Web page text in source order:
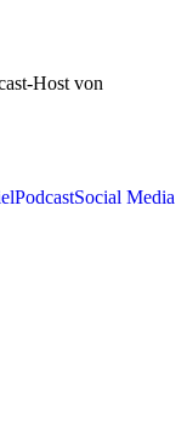
Host von
PodcastSocial Media